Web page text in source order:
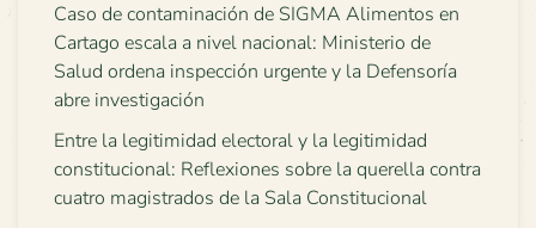
Caso de contaminación de SIGMA Alimentos en
Cartago escala a nivel nacional: Ministerio de
Salud ordena inspección urgente y la Defensoría
abre investigación
Entre la legitimidad electoral y la legitimidad
constitucional: Reflexiones sobre la querella contra
cuatro magistrados de la Sala Constitucional